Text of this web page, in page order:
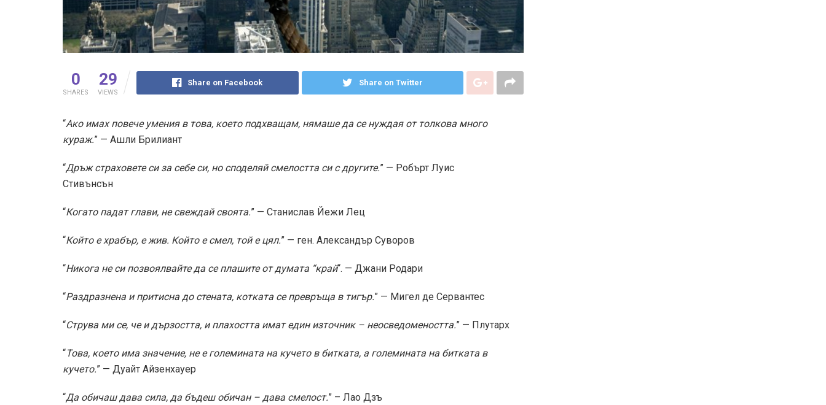
0
SHARES
29
VIEWS
Share on Facebook Share on Twitter
“Ако имах повече умения в това, което подхващам, нямаше да се нуждая от толкова много
кураж.” — Ашли Брилиант
“Дръж страховете си за себе си, но споделяй смелостта си с другите.” — Робърт Луис
Стивънсън
“Когато падат глави, не свеждай своята.” — Станислав Йежи Лец
“Който е храбър, е жив. Който е смел, той е цял.” — ген. Александър Суворов
“Никога не си позвоялвайте да се плашите от думата “край“. — Джани Родари
“Раздразнена и притисна до стената, котката се превръща в тигър.” — Мигел де Сервантес
“Струва ми се, че и дързостта, и плахостта имат един източник – неосведомеността.” — Плутарх
“Това, което има значение, не е големината на кучето в битката, а големината на битката в
кучето.” — Дуайт Айзенхауер
“Да обичаш дава сила, да бъдеш обичан – дава смелост.” – Лао Дзъ